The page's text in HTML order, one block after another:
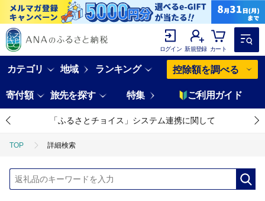
ログイン 新規登録 カート
カテゴリ 地域 ランキング 控除額を調べる
寄付額 旅先を探す 特集 ご利用ガイド
「ふるさとチョイス」システム連携に関して
TOP 詳細検索